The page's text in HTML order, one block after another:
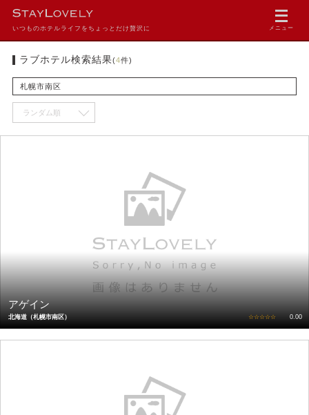
いつものホテルライフをちょっとだけ贅沢に メニュー
ラブホテル検索結果(4件)
札幌市南区
アゲイン
北海道（札幌市南区） ☆☆☆☆☆ 0.00